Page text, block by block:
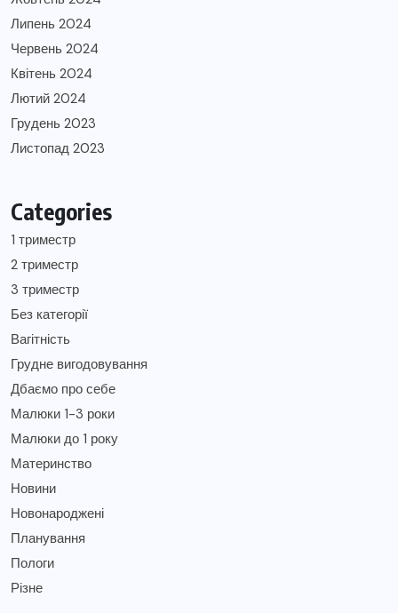
Липень 2024
Червень 2024
Квітень 2024
Лютий 2024
Грудень 2023
Листопад 2023
Categories
1 триместр
2 триместр
3 триместр
Без категорії
Вагітність
Грудне вигодовування
Дбаємо про себе
Малюки 1-3 роки
Малюки до 1 року
Материнство
Новини
Новонароджені
Планування
Пологи
Різне